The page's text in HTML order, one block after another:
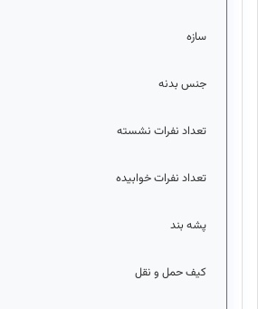
سازه
جنس بدنه
تعداد نفرات نشسته
تعداد نفرات خوابیده
پشه بند
کیف حمل و نقل